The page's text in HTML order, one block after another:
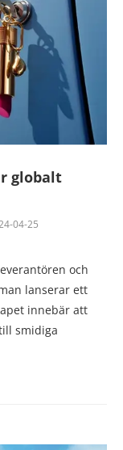
globalt
04-25
och
lanserar ett
innebär att
smidiga